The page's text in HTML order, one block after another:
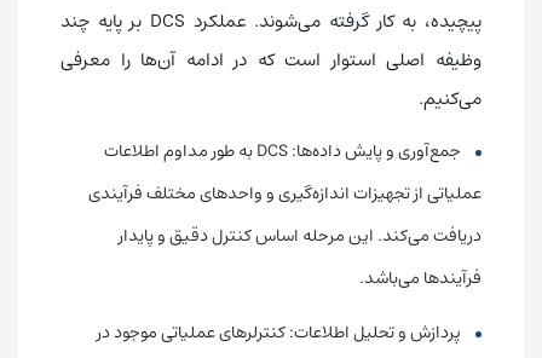
پیچیده، به کار گرفته می‌شوند. عملکرد DCS بر پایه چند
وظیفه اصلی استوار است که در ادامه آن‌ها را معرفی
می‌کنیم.
جمع‌آوری و پایش داده‌ها: DCS به طور مداوم اطلاعات
عملیاتی از تجهیزات اندازه‌گیری و واحد‌های مختلف فرآیندی
دریافت می‌کند. این مرحله اساس کنترل دقیق و پایدار
فرآیندها می‌باشد.
پردازش و تحلیل اطلاعات: کنترلرهای عملیاتی موجود در